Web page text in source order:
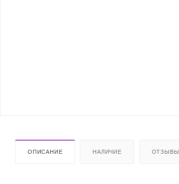
ОПИСАНИЕ НАЛИЧИЕ ОТЗЫВЫ